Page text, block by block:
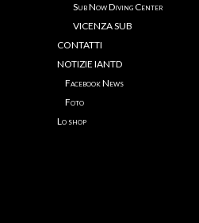
Sub Now Diving Center
VICENZA SUB
CONTATTI
NOTIZIE IANTD
Facebook News
Foto
Lo shop